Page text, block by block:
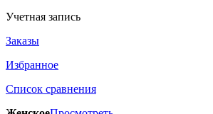
Учетная запись
Заказы
Избранное
Список сравнения